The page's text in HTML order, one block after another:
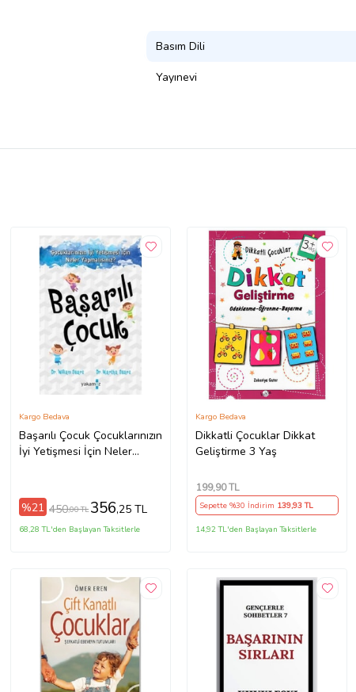
Basım Dili
Yayınevi
Başarılı Çocuk Çocuklarınızın
İyi Yetişmesi İçin Neler
Kargo Bedava
%21 450,00 TL 356,25 TL
68,28 TL'den Başlayan Taksitlerle
Dikkatli Çocuklar Dikkat
Geliştirme 3 Yaş
Kargo Bedava
199,90 TL
Sepette %30 İndirim 139,93 TL
14,92 TL'den Başlayan Taksitlerle